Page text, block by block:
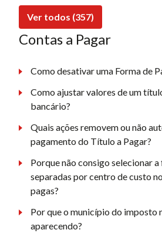
Ver todos (357)
Contas a Pagar
Como desativar uma Forma de
Como ajustar valores de um
bancário?
Quais ações removem ou não
pagamento do Título a Pagar?
Porque não consigo selecionar a
separadas por centro de custo
pagas?
Por que o município do imposto
aparecendo?